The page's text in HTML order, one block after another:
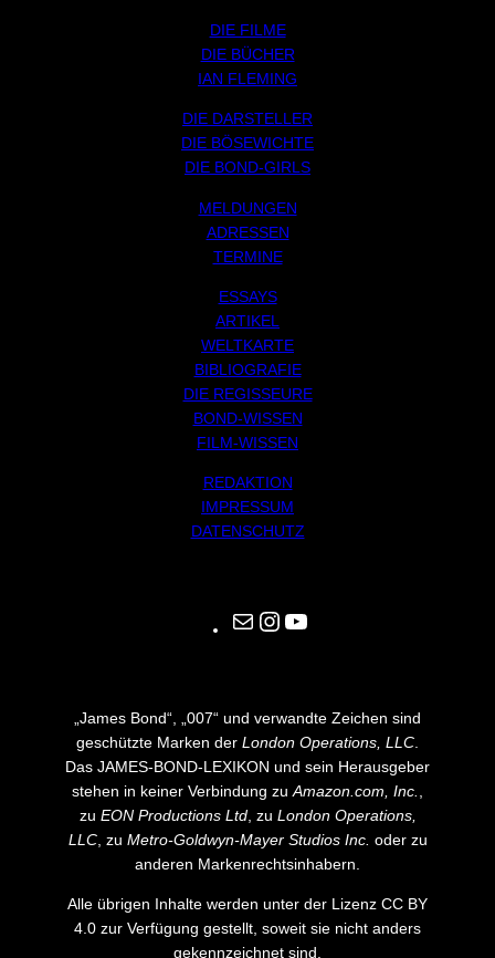
DIE FILME
DIE BÜCHER
IAN FLEMING
DIE DARSTELLER
DIE BÖSEWICHTE
DIE BOND-GIRLS
MELDUNGEN
ADRESSEN
TERMINE
ESSAYS
ARTIKEL
WELTKARTE
BIBLIOGRAFIE
DIE REGISSEURE
BOND-WISSEN
FILM-WISSEN
REDAKTION
IMPRESSUM
DATENSCHUTZ
Mail Instagram YouTube
„James Bond“, „007“ und verwandte Zeichen sind
geschützte Marken der London Operations, LLC
Das JAMES-BOND-LEXIKON und sein Herausgeber
stehen in keiner Verbindung zu Amazon.com, Inc.
zu EON Productions Ltd, zu London Operations,
LLC, zu Metro-Goldwyn-Mayer Studios Inc. oder zu
anderen Markenrechtsinhabern.
Alle übrigen Inhalte werden unter der Lizenz CC BY
4.0 zur Verfügung gestellt, soweit sie nicht anders
gekennzeichnet sind.